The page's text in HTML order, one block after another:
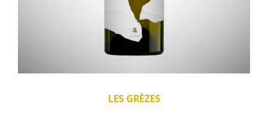
LES GRÈZES